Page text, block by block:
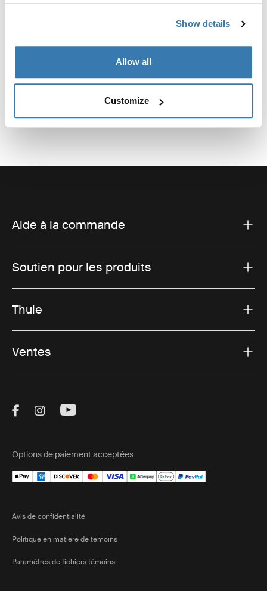
Show details
Allow all
Customize
Avis
Aide à la commande
Soutien pour les produits
Thule
Ventes
Visit Thule on Facebook (external link)
Visit Thule on Instagram (external link)
Visit Thule on Youtube (external
Options de paiement acceptées
Avis de confidentialité
Politique en matière de témoins
Paramètres de fichiers témoins